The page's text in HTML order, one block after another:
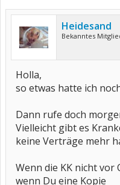
Heidesand
Bekanntes
Holla,
so etwas hatte ich
Dann rufe doch
Vielleicht gibt es
keine Verträge mehr
Wenn die KK nicht vor
wenn Du eine Kopie